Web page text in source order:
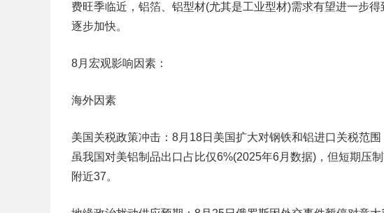
费旺季临近，铝箔、铝型材(尤其是工业型材)需求有望进一步
逐步加快。
8月宏观影响因素：
海外因素
美国关税政策冲击：8月18日美国扩大对钢铁和铝进口关税范
虽我国对美铝制品出口占比仅6%(2025年6月数据)，但短期压
附近37。